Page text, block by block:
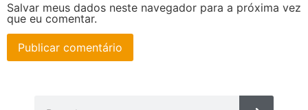
Salvar meus dados neste navegador para a próxima vez
que eu comentar.